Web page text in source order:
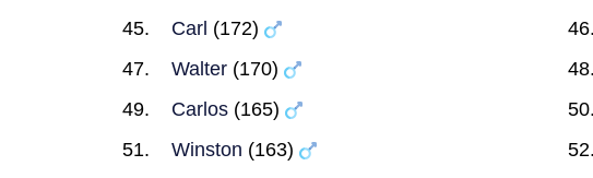
Carl (172)
Walter (170)
Carlos (165)
Winston (163)